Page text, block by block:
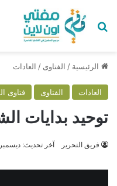
بحث عن
الرئيسية / الفتاوى / العادات
العادات الفتاوى فتاوى
توحيد بدايات
فريق التحرير آخر تحديث: ديسمبر 31, 2020